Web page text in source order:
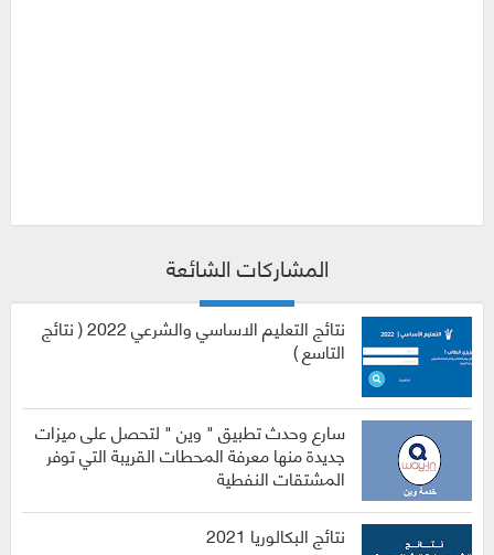
المشاركات الشائعة
نتائج التعليم الاساسي والشرعي 2022 ( نتائج
التاسع )
سارع وحدث تطبيق " وين " لتحصل على ميزات
جديدة منها معرفة المحطات القريبة التي توفر
المشتقات النفطية
نتائج البكالوريا 2021